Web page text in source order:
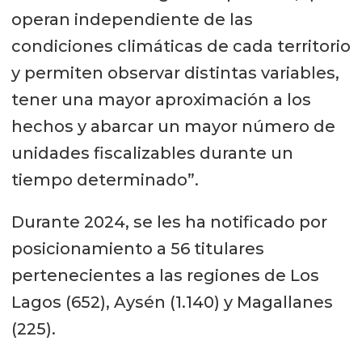
operan independiente de las
condiciones climáticas de cada territorio
y permiten observar distintas variables,
tener una mayor aproximación a los
hechos y abarcar un mayor número de
unidades fiscalizables durante un
tiempo determinado”.
Durante 2024, se les ha notificado por
posicionamiento a 56 titulares
pertenecientes a las regiones de Los
Lagos (652), Aysén (1.140) y Magallanes
(225).